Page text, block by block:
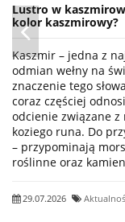
Lustro w
kolor kaszmirowy?
Kaszmir – jedna z
odmian wełny na
znaczenie tego
coraz częściej
odcienie związane z
koziego runa. Do
– przypominają
roślinne oraz
29.07.2026